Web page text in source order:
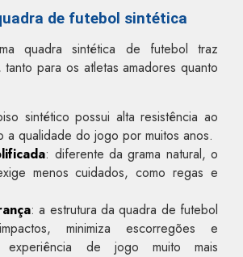
de futebol sintética
quadra sintética de futebol traz
tanto para os atletas amadores quanto
sintético possui alta resistência ao
a qualidade do jogo por muitos anos.
: diferente da grama natural, o
menos cuidados, como regas e
: a estrutura da quadra de futebol
minimiza escorregões e
experiência de jogo muito mais